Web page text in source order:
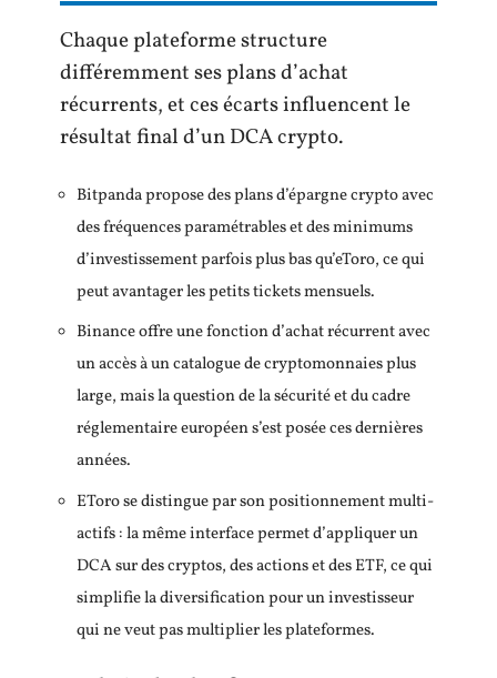
Chaque plateforme structure
différemment ses plans d’achat
récurrents, et ces écarts influencent le
résultat final d’un DCA crypto.
Bitpanda propose des plans d’épargne crypto avec
des fréquences paramétrables et des minimums
d’investissement parfois plus bas qu’eToro, ce qui
peut avantager les petits tickets mensuels.
Binance offre une fonction d’achat récurrent avec
un accès à un catalogue de cryptomonnaies plus
large, mais la question de la sécurité et du cadre
réglementaire européen s’est posée ces dernières
années.
EToro se distingue par son positionnement multi-
actifs : la même interface permet d’appliquer un
DCA sur des cryptos, des actions et des ETF, ce qui
simplifie la diversification pour un investisseur
qui ne veut pas multiplier les plateformes.